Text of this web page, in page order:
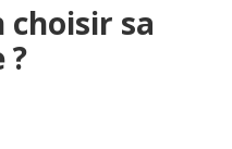
choisir sa
?